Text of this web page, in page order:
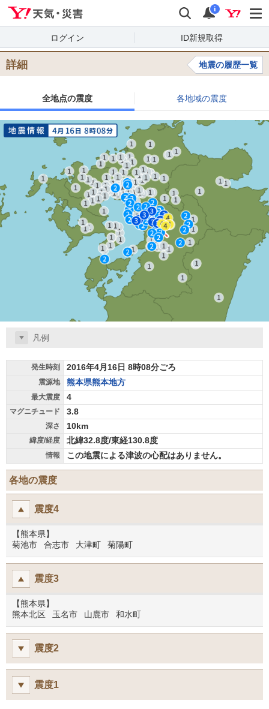
検索 通知
i
ログイン ID新規取得
詳細 地震の履歴一覧
全地点の震度 各地域の震度
凡例
発生時刻 2016年4月16日 8時08分ごろ
震源地 熊本県熊本地方
最大震度 4
マグニチュード 3.8
深さ 10km
緯度/経度 北緯32.8度/東経130.8度
情報 この地震による津波の心配はありません。
各地の震度
震度4
【熊本県】
菊池市
合志市 大津町 菊陽町
震度3
【熊本県】
熊本北区
玉名市 山鹿市 和水町
震度2
震度1